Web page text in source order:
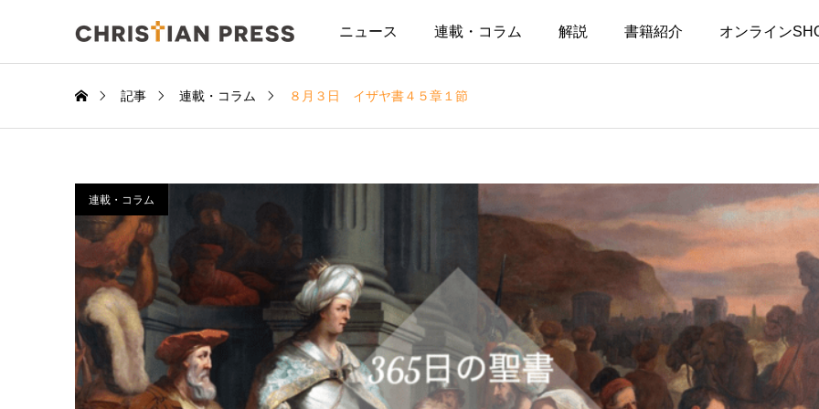
ニュース 連載・コラム 解説 書籍紹介 オンライン
記事 連載・コラム ８月３日 イザヤ書４５章１節
連載・コラム